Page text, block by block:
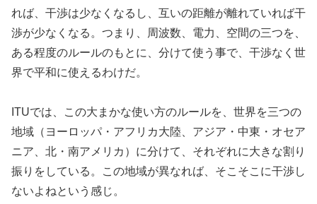
れば、干渉は少なくなるし、互いの距離が離れていれば干
渉が少なくなる。つまり、周波数、電力、空間の三つを、
ある程度のルールのもとに、分けて使う事で、干渉なく世
界で平和に使えるわけだ。
ITUでは、この大まかな使い方のルールを、世界を三つの
地域（ヨーロッパ・アフリカ大陸、アジア・中東・オセア
ニア、北・南アメリカ）に分けて、それぞれに大きな割り
振りをしている。この地域が異なれば、そこそこに干渉し
ないよねという感じ。